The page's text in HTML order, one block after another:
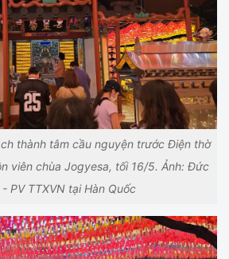
thành tâm cầu nguyện trước Điện thờ
viên chùa Jogyesa, tối 16/5. Ảnh: Đức
PV TTXVN tại Hàn Quốc